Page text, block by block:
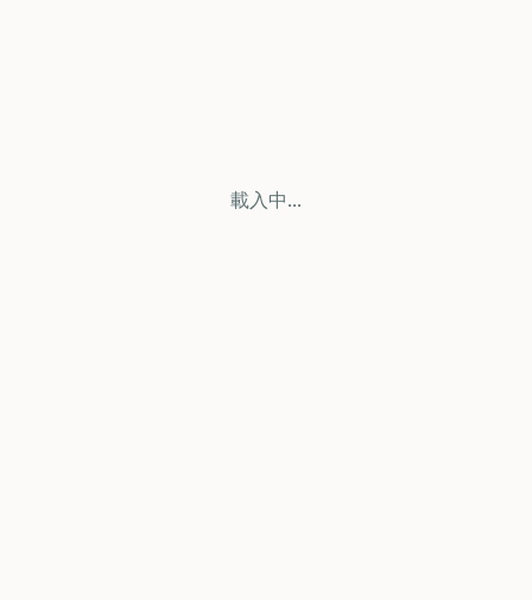
載入中...